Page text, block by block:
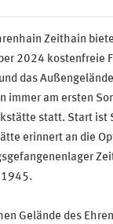
Zeithain
2024 kostenfreie
das
immer am ersten
statt. Start ist
erinnert an die
Gelände des